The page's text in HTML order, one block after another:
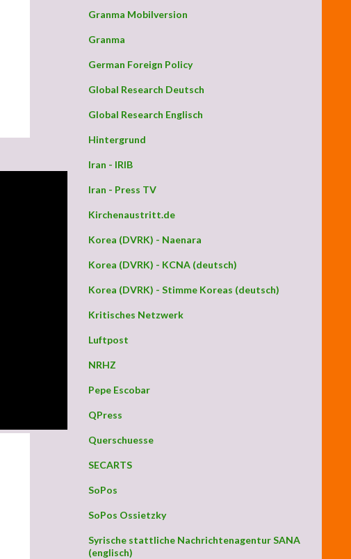
Granma Mobilversion
Granma
German Foreign Policy
Global Research Deutsch
Global Research Englisch
Hintergrund
Iran - IRIB
Iran - Press TV
Kirchenaustritt.de
Korea (DVRK) - Naenara
Korea (DVRK) - KCNA (deutsch)
Korea (DVRK) - Stimme Koreas (deutsch)
Kritisches Netzwerk
Luftpost
NRHZ
Pepe Escobar
QPress
Querschuesse
SECARTS
SoPos
SoPos Ossietzky
Syrische stattliche Nachrichtenagentur SANA
(englisch)